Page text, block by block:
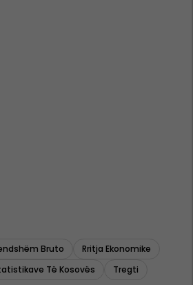
Bruto
Rritja Ekonomike
Të Kosovës
Tregti